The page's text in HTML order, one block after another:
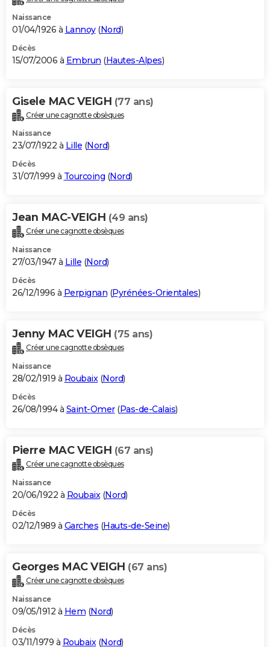
Naissance
01/04/1926 à Lannoy(Nord)
Décès
15/07/2006 à Embrun (Hautes-Alpes)
Gisele MAC VEIGH (77 ans)
Créer une cagnotte obsèques
Naissance
23/07/1922 à Lille (Nord)
Décès
31/07/1999 à Tourcoing (Nord)
Jean MAC-VEIGH (49 ans)
Créer une cagnotte obsèques
Naissance
27/03/1947 à Lille (Nord)
Décès
26/12/1996 à Perpignan (Pyrénées-Orientales)
Jenny MAC VEIGH (75 ans)
Créer une cagnotte obsèques
Naissance
28/02/1919 à Roubaix(Nord)
Décès
26/08/1994 à Saint-Omer(Pas-de-Calais)
Pierre MAC VEIGH (67 ans)
Créer une cagnotte obsèques
Naissance
20/06/1922 à Roubaix(Nord)
Décès
02/12/1989 à Garches (Hauts-de-Seine)
Georges MAC VEIGH (67 ans)
Créer une cagnotte obsèques
Naissance
09/05/1912 à Hem (Nord)
Décès
03/11/1979 à Roubaix(Nord)